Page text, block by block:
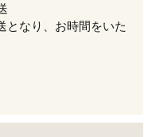
となり、お時間をいた